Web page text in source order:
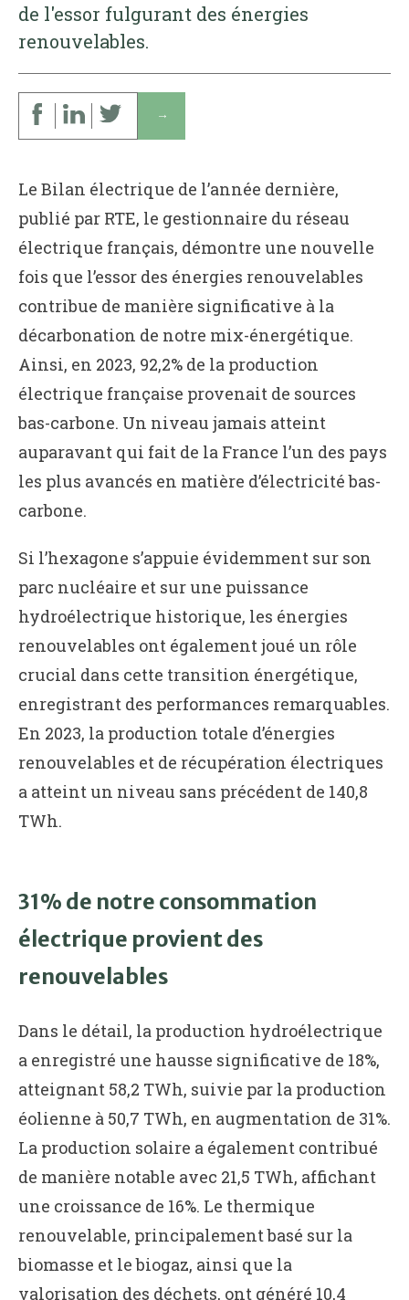
de l'essor fulgurant des énergies
renouvelables.
↓
Le Bilan électrique de l’année dernière,
publié par RTE, le gestionnaire du réseau
électrique français, démontre une nouvelle
fois que l’essor des énergies renouvelables
contribue de manière significative à la
décarbonation de notre mix-énergétique.
Ainsi, en 2023, 92,2% de la production
électrique française provenait de sources
bas-carbone. Un niveau jamais atteint
auparavant qui fait de la France l’un des pays
les plus avancés en matière d’électricité bas-
carbone.
Si l’hexagone s’appuie évidemment sur son
parc nucléaire et sur une puissance
hydroélectrique historique, les énergies
renouvelables ont également joué un rôle
crucial dans cette transition énergétique,
enregistrant des performances remarquables.
En 2023, la production totale d’énergies
renouvelables et de récupération électriques
a atteint un niveau sans précédent de 140,8
TWh.
31% de notre consommation
électrique provient des
renouvelables
Dans le détail, la production hydroélectrique
a enregistré une hausse significative de 18%,
atteignant 58,2 TWh, suivie par la production
éolienne à 50,7 TWh, en augmentation de 31%.
La production solaire a également contribué
de manière notable avec 21,5 TWh, affichant
une croissance de 16%. Le thermique
renouvelable, principalement basé sur la
biomasse et le biogaz, ainsi que la
valorisation des déchets, ont généré 10,4